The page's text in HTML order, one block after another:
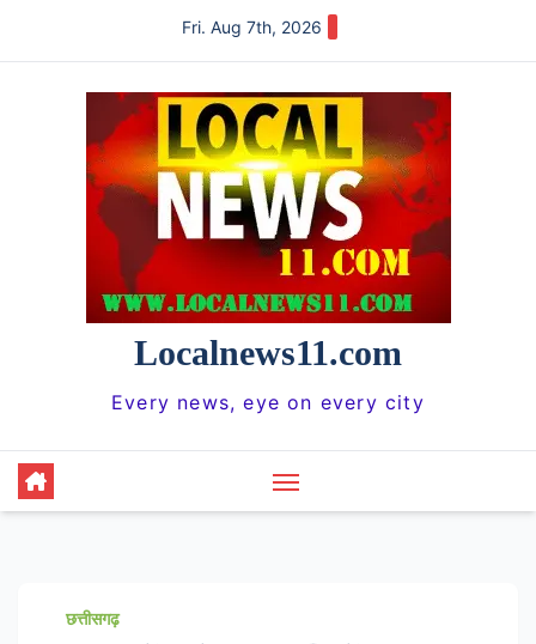
Fri. Aug 7th, 2026
Localnews11.com
Every news, eye on every city
छत्तीसगढ़